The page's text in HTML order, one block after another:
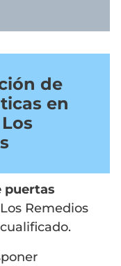
de
en
puertas
Remedios